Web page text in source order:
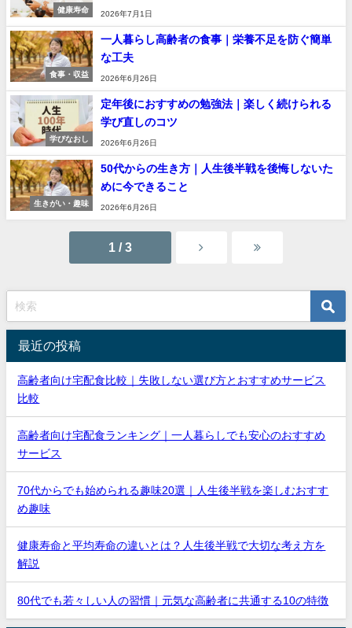
健康寿命
2026年7月1日
食事・収益
一人暮らし高齢者の食事｜栄養不足を防ぐ簡単
な工夫
2026年6月26日
学びなおし
定年後におすすめの勉強法｜楽しく続けられる
学び直しのコツ
2026年6月26日
生きがい・趣味
50代からの生き方｜人生後半戦を後悔しないた
めに今できること
2026年6月26日
1 / 3
最近の投稿
高齢者向け宅配食比較｜失敗しない選び方とおすすめサービス
比較
高齢者向け宅配食ランキング｜一人暮らしでも安心のおすすめ
サービス
70代からでも始められる趣味20選｜人生後半戦を楽しむおすす
め趣味
健康寿命と平均寿命の違いとは？人生後半戦で大切な考え方を
解説
80代でも若々しい人の習慣｜元気な高齢者に共通する10の特徴